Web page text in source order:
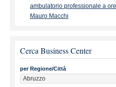
ambulatorio professionale a
Mauro Macchi
Cerca Business Center
per Regione/Città